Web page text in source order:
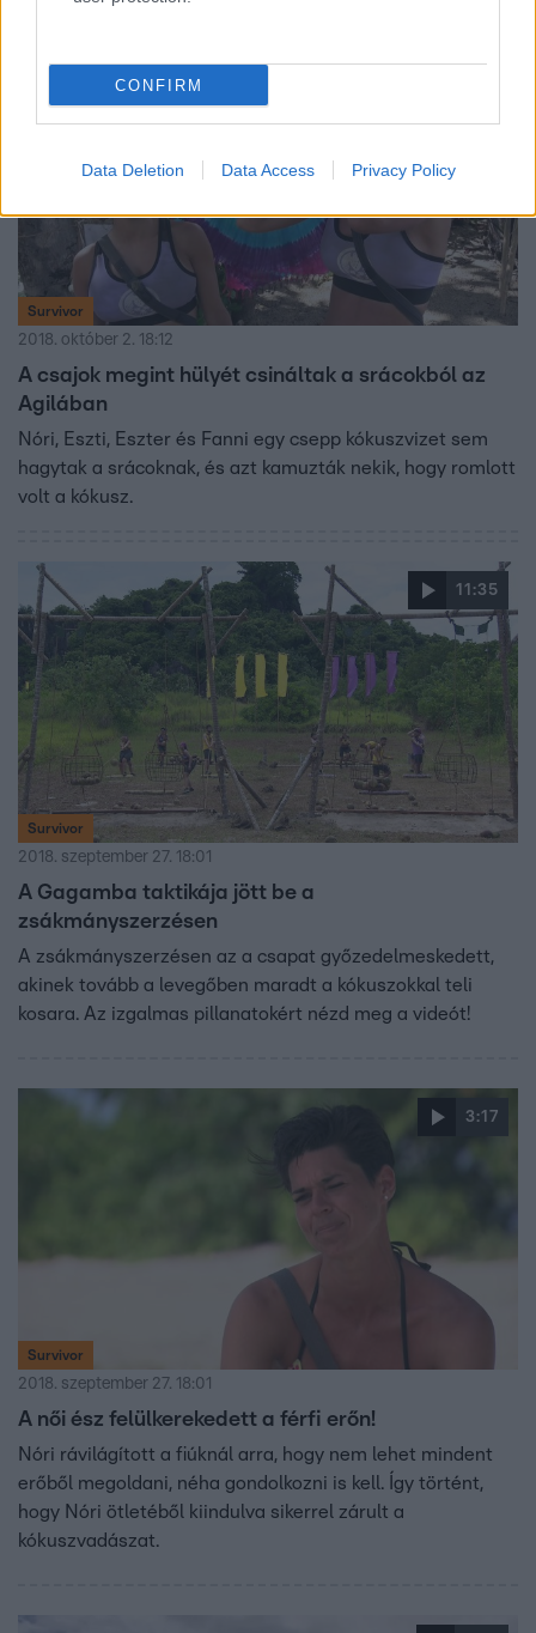
CONFIRM
Data Deletion Data Access Privacy Policy
Survivor
2018. október 2. 18:12
A csajok megint hülyét csináltak a srácokból az
Agilában
Nóri, Eszti, Eszter és Fanni egy csepp kókuszvizet sem
hagytak a srácoknak, és azt kamuzták nekik, hogy romlott
volt a kókusz.
11:35
Survivor
2018. szeptember 27. 18:01
A Gagamba taktikája jött be a
zsákmányszerzésen
A zsákmányszerzésen az a csapat győzedelmeskedett,
akinek tovább a levegőben maradt a kókuszokkal teli
kosara. Az izgalmas pillanatokért nézd meg a videót!
3:17
Survivor
2018. szeptember 27. 18:01
A női ész felülkerekedett a férfi erőn!
Nóri rávilágított a fiúknál arra, hogy nem lehet mindent
erőből megoldani, néha gondolkozni is kell. Így történt,
hogy Nóri ötletéből kiindulva sikerrel zárult a
kókuszvadászat.